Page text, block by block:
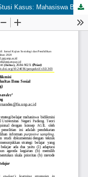
Strategi Belajar Mahasiswa Bidikmisi (Stusi Kasus: Mahasiswa Bidikmisi di Fakultas Ilmu Sosial Universitas Negeri Padang)